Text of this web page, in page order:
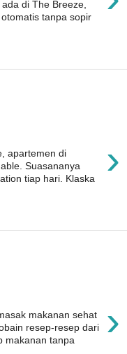
di The Breeze,
tanpa sopir
›
apartemen di
Suasananya
tiap hari. Klaska
›
makanan sehat
resep-resep dari
makanan tanpa